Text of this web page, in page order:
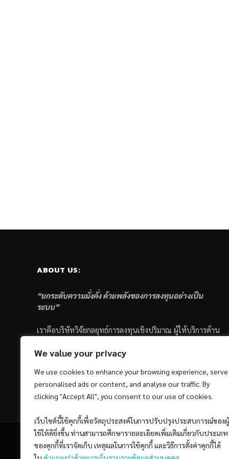
We value your privacy
We use cookies to enhance your browsing experience, serve
personalised ads or content, and analyse our traffic. By
clicking "Accept All", you consent to our use of cookies.
เว็บไซต์นี้ใช้คุกกี้เพื่อวัตถุประสงค์ในการปรับปรุงประสบการณ์ของผู้
ใช้ให้ดียิ่งขึ้น ท่านสามารถศึกษารายละเอียดเพิ่มเติมเกี่ยวกับประเภท
ของคุกกี้ที่เราจัดเก็บ เหตุผลในการใช้คุกกี้ และวิธีการตั้งค่าคุกกี้ได้
ABOUT US:
“ยกระดับความมั่งคั่ง ด้วยพลังของการลงทุนอย่างเป็น
ระบบ”
เราคือบริษัทวิจัยกลยุทธ์การลงทุนเชิงปริมาณ ผู้ให้บริการด้าน
ส่วนบุคคล ซึ่งมีเป้าหมายที่จะช่วยเหลือให้นักลงทุนไทย
ด้วยแนวคิดและกระบวนการลงทุนอย่างเป็นระบบแบบ
Quantitative & Systematic Investing